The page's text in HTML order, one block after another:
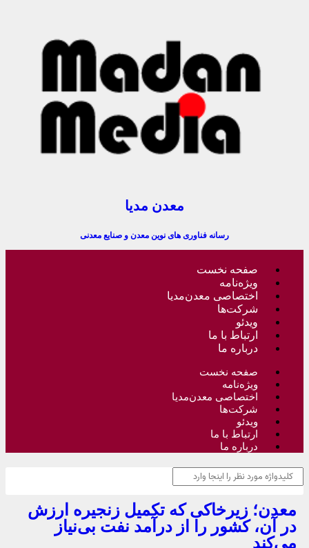
معدن مدیا
رسانه فناوری های نوین معدن و صنایع معدنی
صفحه نخست
ویژه‌نامه
اختصاصی معدن‌مدیا
شرکت‌ها
ویدئو
ارتباط با ما
درباره ما
صفحه نخست
ویژه‌نامه
اختصاصی معدن‌مدیا
شرکت‌ها
ویدئو
ارتباط با ما
درباره ما
معدن؛ زیرخاکی که تکمیل زنجیره ارزش
در آن، کشور را از درآمد نفت بی‌نیاز
می‌کند